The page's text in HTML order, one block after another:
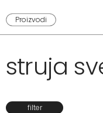
Proizvodi
struja
filter